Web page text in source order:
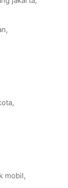
,
,
mobil,